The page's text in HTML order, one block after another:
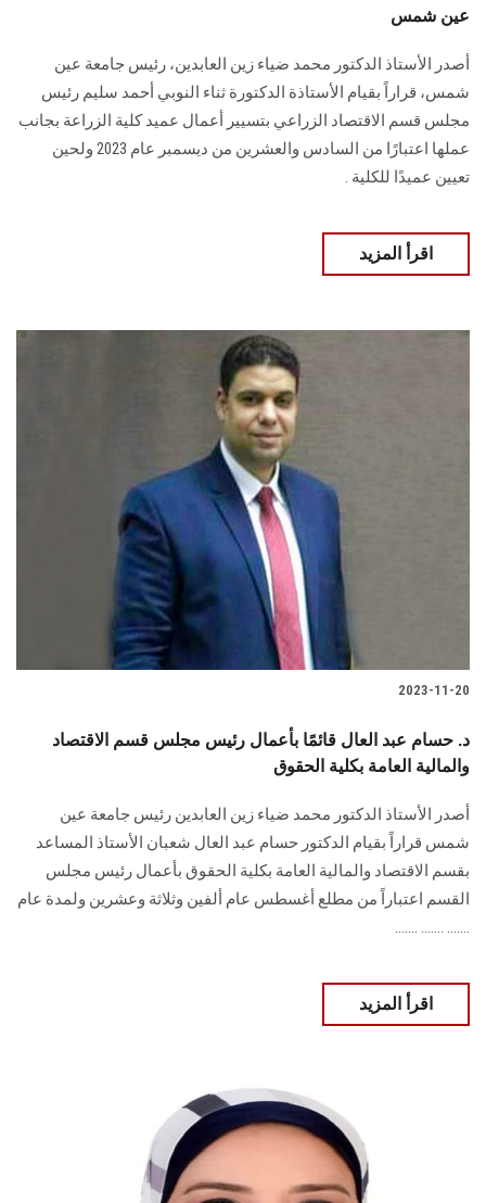
عين شمس
أصدر الأستاذ الدكتور محمد ضياء زين العابدين، رئيس جامعة عين
شمس، قراراً بقيام الأستاذة ‏الدكتورة ثناء النوبي أحمد سليم رئيس
مجلس قسم الاقتصاد الزراعي بتسيير أعمال عميد كلية ‏الزراعة بجانب
عملها اعتبارًا من السادس والعشرين من ديسمبر عام 2023 ‏ولحين
تعيين عميدًا للكلية .‏
اقرأ المزيد
2023-11-20
د. حسام عبد العال قائمًا بأعمال رئيس مجلس قسم الاقتصاد
والمالية العامة بكلية الحقوق
أصدر الأستاذ الدكتور محمد ضياء زين العابدين رئيس جامعة عين
شمس قراراً بقيام الدكتور حسام عبد العال شعبان الأستاذ المساعد
بقسم الاقتصاد والمالية العامة بكلية الحقوق بأعمال رئيس مجلس
القسم اعتباراً من مطلع أغسطس عام ألفين وثلاثة وعشرين ولمدة عام
....... ....... .......
اقرأ المزيد